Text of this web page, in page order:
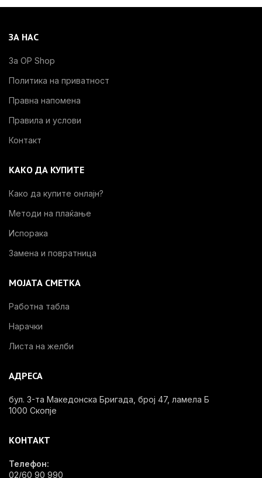
ЗА НАС
За OP Shop
Политика на приватност
Правна напомена
Правила и услови
Контакт
КАКО ДА КУПИТЕ
Како да купите онлајн?
Методи на плаќање
Испорака
Замена и повратница
МОЈАТА СМЕТКА
Работна табла
Нарачки
Листа на желби
АДРЕСА
бул. 3-та Македонска Бригада, број 47, ламела Б
1000 Скопје
КОНТАКТ
Телефон:
02/60 90 990